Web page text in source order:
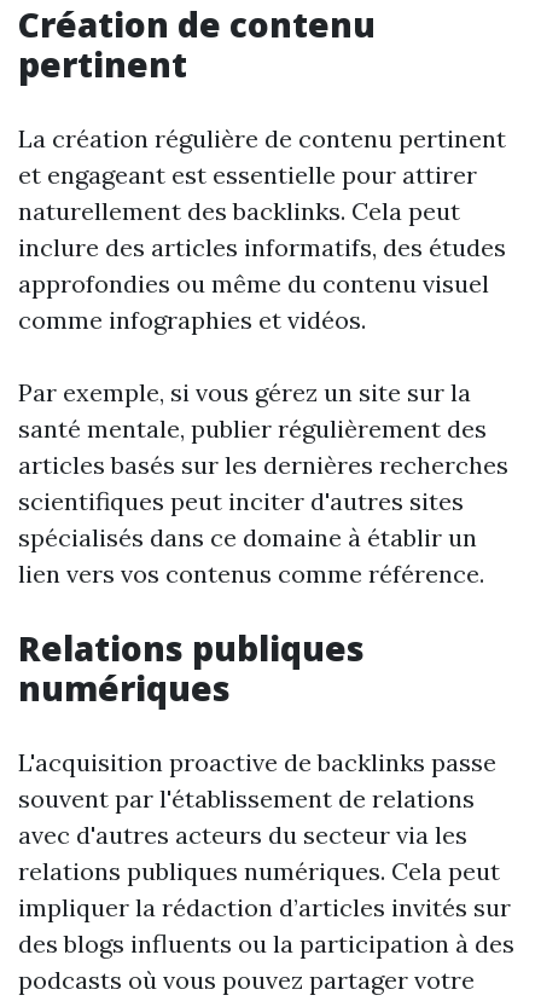
Création de contenu
pertinent
La création régulière de contenu pertinent
et engageant est essentielle pour attirer
naturellement des backlinks. Cela peut
inclure des articles informatifs, des études
approfondies ou même du contenu visuel
comme infographies et vidéos.
Par exemple, si vous gérez un site sur la
santé mentale, publier régulièrement des
articles basés sur les dernières recherches
scientifiques peut inciter d'autres sites
spécialisés dans ce domaine à établir un
lien vers vos contenus comme référence.
Relations publiques
numériques
L'acquisition proactive de backlinks passe
souvent par l'établissement de relations
avec d'autres acteurs du secteur via les
relations publiques numériques. Cela peut
impliquer la rédaction d’articles invités sur
des blogs influents ou la participation à des
podcasts où vous pouvez partager votre